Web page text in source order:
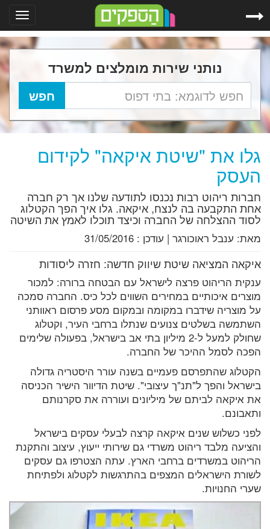
נותני שירות מומלצים למשרד
גלו את "שיטת איקאה" לקידום
העסק
חברות ריהוט רבות נכנסו לתודעה שלנו אך רק חברה
אחת התקבעה בה לנצח, איקאה. גלו איך הפך הקטלוג
לסוד ההצלחה של החברה וכיצד תוכלו לאמץ את השיטה
מאת: ענבל ראוכורגר | עודכן : 31/05/2016
איקאה המציאה שיטת שיווק חדשה: חזרה ליסודות
ענקית הריהוט פרצה לישראל עם הבטחה ברורה: למכור
מוצרים איכותיים במחירים השווים לכל כיס. החברה סמכה
על מוצריה שידברו במקומה ובמקום מסע פרסום ראוותני
השתמשה בשלטים צנועים שנתלו ברחבי העיר, וקטלוג
שחולק למעל ל-2 מיליון בתי אב בישראל, בפעולה שלימים
הפכה לסמל ההיכר של החברה.
הקטלוג שהתפרסם פעמיים בשנה עורר היסטריה גדולה
בישראל והפך ל"תנ"ך עיצובי". שיטת הדיוור הישיר הכניסה
את איקאה לביתם של מיליונים ועוררה את סקרנותם
ותאבונם.
לפני כשלוש שנים איקאה קרצה לבעלי עסקים בישראל
והציעה מלבד ריהוט משרדי גם שירותי ייעוץ, עיצוב והתקנת
הריהוט במשרדים ברחבי הארץ. עתה הצטרפו גם עסקים
לשורת הישראלים המצפים בהתרגשות לקטלוג ולפתיחת
שערי החנויות.